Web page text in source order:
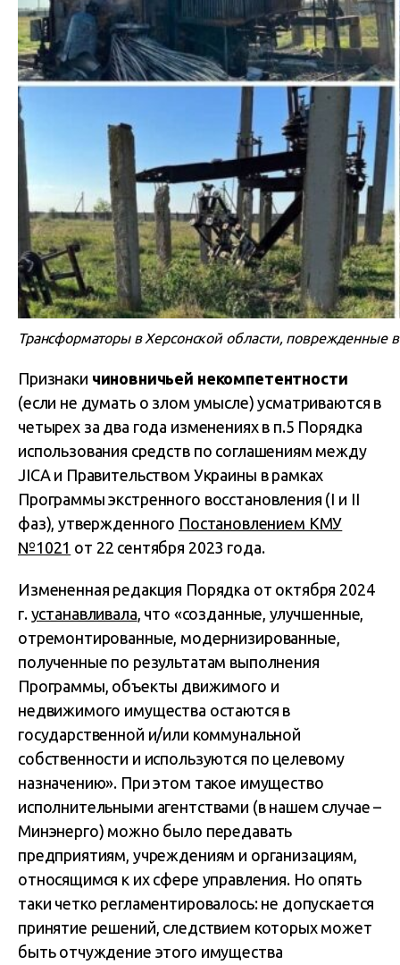
Трансформаторы в Херсонской области, поврежденные
Признаки чиновничьей некомпетентности
(если не думать о злом умысле) усматриваются в
четырех за два года изменениях в п.5 Порядка
использования средств по соглашениям между
JICA и Правительством Украины в рамках
Программы экстренного восстановления (I и II
фаз), утвержденного Постановлением КМУ
№1021 от 22 сентября 2023 года.
Измененная редакция Порядка от октября 2024
г. устанавливала , что «созданные, улучшенные,
отремонтированные, модернизированные,
полученные по результатам выполнения
Программы, объекты движимого и
недвижимого имущества остаются в
государственной и/или коммунальной
собственности и используются по целевому
назначению». При этом такое имущество
исполнительными агентствами (в нашем случае –
Минэнерго) можно было передавать
предприятиям, учреждениям и организациям,
относящимся к их сфере управления. Но опять
таки четко регламентировалось: не допускается
принятие решений, следствием которых может
быть отчуждение этого имущества